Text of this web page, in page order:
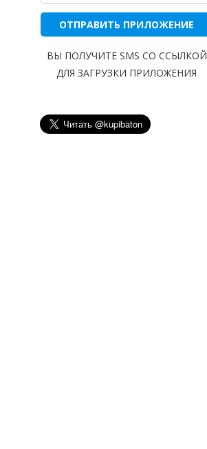
ОТПРАВИТЬ ПРИЛОЖЕНИЕ
ВЫ ПОЛУЧИТЕ SMS СО ССЫЛКОЙ
ДЛЯ ЗАГРУЗКИ ПРИЛОЖЕНИЯ